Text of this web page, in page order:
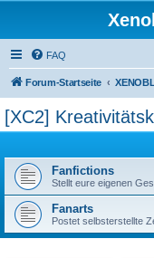
FAQ
Forum-Startseite
[XC2]
Fanfictions
Stellt eure eigenen
Fanarts
Postet selbsterstellte